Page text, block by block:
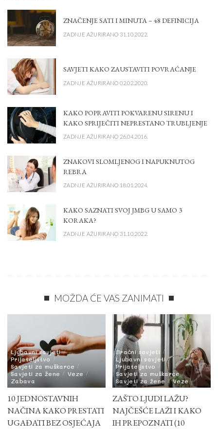
ZNAČENJE SATI I MINUTA – 48 DEFINICIJA
ZADNJE AŽURIRANO 31.10.2022.
SAVJETI KAKO ZAUSTAVITI POVRAĆANJE
ZADNJE AŽURIRANO 02.02.2020.
KAKO POPRAVITI POKVARENU SIRENU I
KAKO SPRIJEČITI NEPRESTANO TRUBLJENJE
ZADNJE AŽURIRANO 26.04.2016.
ZNAKOVI SLOMLJENOG I NAPUKNUTOG
REBRA
ZADNJE AŽURIRANO 18.01.2024.
KAKO SAZNATI SVOJ JMBG U SAMO 3
KORAKA?
ZADNJE AŽURIRANO 31.10.2022.
MOŽDA ĆE VAS ZANIMATI
Ljubavni savjeti
Prijateljstvo
Savjeti za muškarce
Savjeti za žene
Veze
Zabava
10 JEDNOSTAVNIH
NAČINA KAKO PRESTATI
UGAĐATI BEZ OSJEĆAJA
Bračni savjeti
Ljubavni savjeti
Prijateljstvo
Savjeti za muškarce
Savjeti za žene
Veze
ZAŠTO LJUDI LAŽU?
NAJČEŠĆE LAŽI I KAKO
IH PREPOZNATI (10